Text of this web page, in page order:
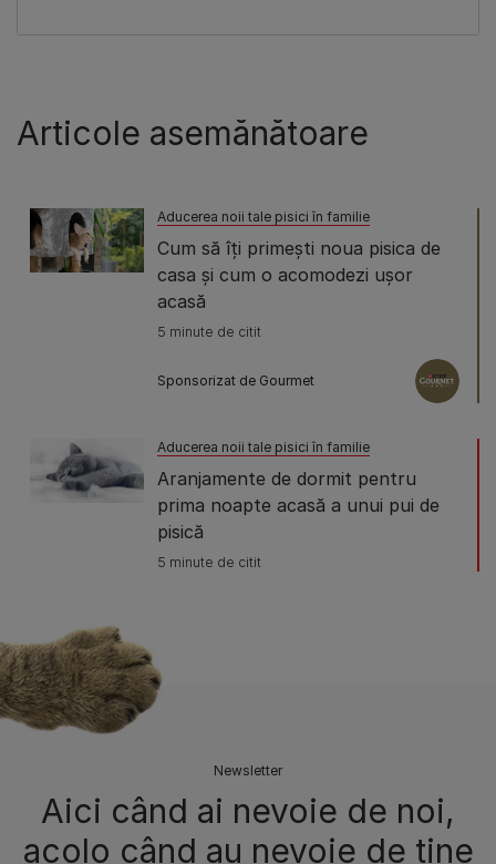
Articole asemănătoare
Aducerea noii tale pisici în familie
Cum să îți primești noua pisica de
casa și cum o acomodezi ușor
acasă
5 minute de citit
Sponsorizat de Gourmet
Aducerea noii tale pisici în familie
Aranjamente de dormit pentru
prima noapte acasă a unui pui de
pisică
5 minute de citit
Newsletter
Aici când ai nevoie de noi,
acolo când au nevoie de tine​